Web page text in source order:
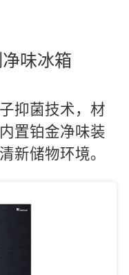
味冰箱
抑菌技术，材
置铂金净味装
新储物环境。